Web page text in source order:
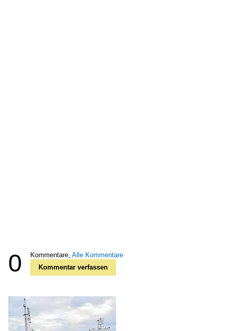
0 Kommentare, Alle Kommentare
Kommentar verfassen